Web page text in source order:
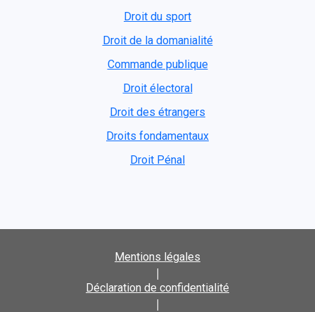
Droit du sport
Droit de la domanialité
Commande publique
Droit électoral
Droit des étrangers
Droits fondamentaux
Droit Pénal
Mentions légales
|
Déclaration de confidentialité
|